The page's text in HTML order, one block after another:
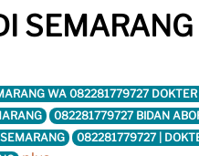
SEMARANG
WA 082281779727
082281779727 BIDAN
082281779727 |